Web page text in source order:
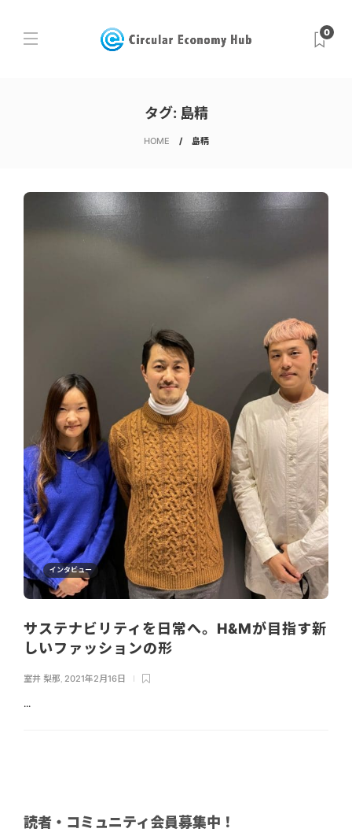
0
タグ: 島精
HOME 島精
インタビュー
サステナビリティを日常へ。H&Mが目指す新
しいファッションの形
室井 梨那, 2021年2月16日
...
読者・コミュニティ会員募集中！